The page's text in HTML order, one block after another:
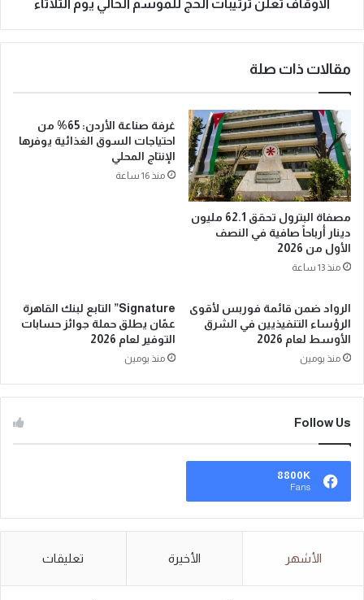
الأوقاف تعلن ترتيبات الحج للموسم الحالي يوم الثلاثاء
مقالات ذات صلة
مصفاة البترول تحقق 62.1 مليون
دينار أرباحاً صافية في النصف
الأول من 2026
منذ 13 ساعة
غرفة صناعة الأردن: 65% من
احتياجات السوق الغذائية يوفرها
الإنتاج المحلي
منذ 16 ساعة
الرواد ضمن قائمة فوربس لأقوى
الرؤساء التنفيذيين في الشرق
الأوسط لعام 2026
منذ يومين
Signature” التابع لبنك القاهرة
عمّان يطلق حملة جوائز حسابات
التوفير لعام 2026
منذ يومين
Follow Us
8800K
Fans
الأشهر الأخيرة تعليقات